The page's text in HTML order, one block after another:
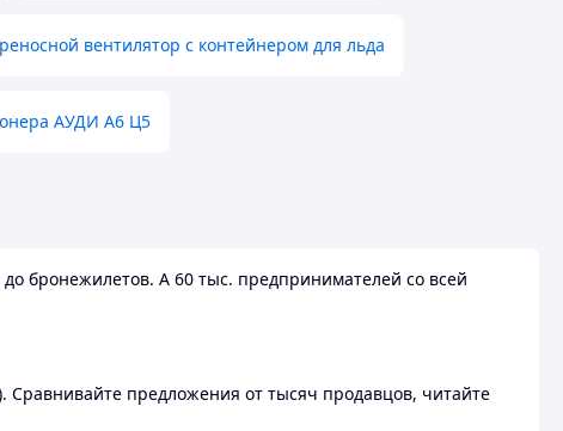
вентилятор с контейнером для льда
АУДИ А6 Ц5
бронежилетов. А 60 тыс. предпринимателей со всей
Сравнивайте предложения от тысяч продавцов, читайте